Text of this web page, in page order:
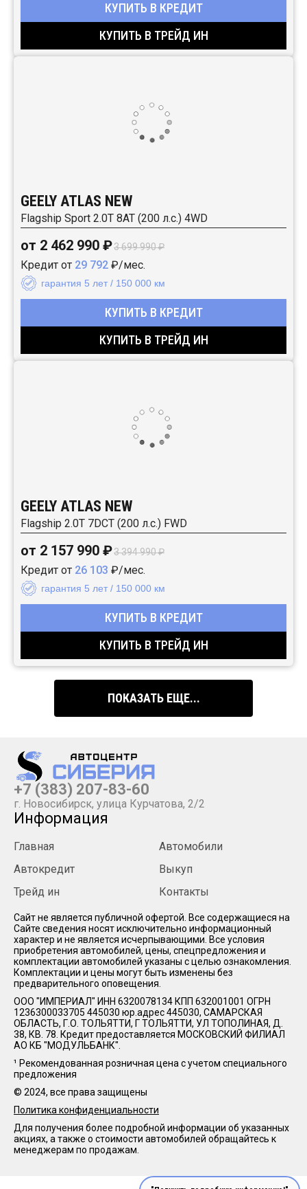
КУПИТЬ В КРЕДИТ
КУПИТЬ В ТРЕЙД ИН
GEELY ATLAS NEW
Flagship Sport 2.0T 8AT (200 л.с.) 4WD
от 2 462 990 ₽3 699 990 ₽
Кредит от 29 792 ₽/мес.
гарантия 5 лет / 150 000 км
КУПИТЬ В КРЕДИТ
КУПИТЬ В ТРЕЙД ИН
GEELY ATLAS NEW
Flagship 2.0T 7DCT (200 л.с.) FWD
от 2 157 990 ₽3 394 990 ₽
Кредит от 26 103 ₽/мес.
гарантия 5 лет / 150 000 км
КУПИТЬ В КРЕДИТ
КУПИТЬ В ТРЕЙД ИН
ПОКАЗАТЬ ЕЩЕ...
+7 (383) 207-83-60
г. Новосибирск, улица Курчатова, 2/2
Информация
Главная
Автомобили
Автокредит
Выкуп
Трейд ин
Контакты
Cайт не является публичной офертой. Все содержащиеся на
Сайте сведения носят исключительно информационный
характер и не является исчерпывающими. Все условия
приобретения автомобилей, цены, спецпредложения и
комплектации автомобилей указаны с целью ознакомления.
Комплектации и цены могут быть изменены без
предварительного оповещения.
ООО "ИМПЕРИАЛ" ИНН 6320078134 КПП 632001001 ОГРН
1236300033705 445030 юр.адрес 445030, САМАРСКАЯ
ОБЛАСТЬ, Г.О. ТОЛЬЯТТИ, Г ТОЛЬЯТТИ, УЛ ТОПОЛИНАЯ, Д.
38, КВ. 78. Кредит предоставляется МОСКОВСКИЙ ФИЛИАЛ
АО КБ "МОДУЛЬБАНК".
¹ Рекомендованная розничная цена с учетом специального
предложения
© 2024, все права защищены
Политика конфиденциальности
Для получения более подробной информации об указанных
акциях, а также о стоимости автомобилей обращайтесь к
менеджерам по продажам.